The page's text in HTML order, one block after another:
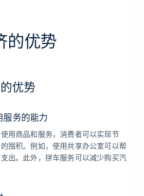
的优势
优势
服务的能力
用商品和服务，消费者可以实现节
囤积。例如，使用共享办公室可以帮
出。此外，拼车服务可以减少购买汽